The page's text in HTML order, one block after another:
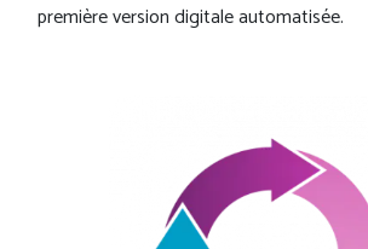
première version digitale automatisée.